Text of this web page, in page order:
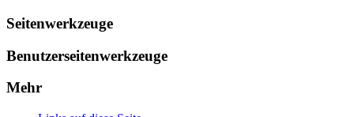
Seitenwerkzeuge
Benutzerseitenwerkzeuge
Mehr